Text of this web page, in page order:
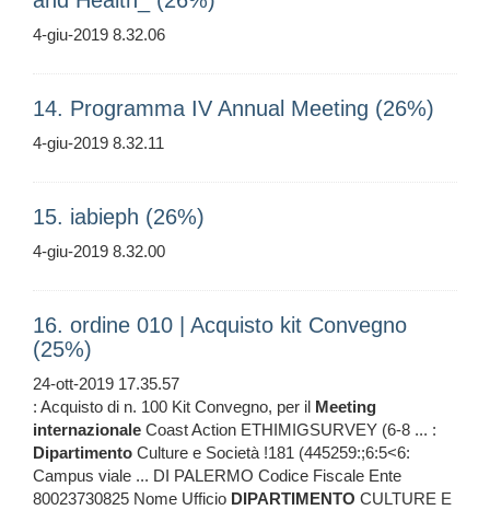
4-giu-2019 8.32.06
14. Programma IV Annual Meeting (26%)
4-giu-2019 8.32.11
15. iabieph (26%)
4-giu-2019 8.32.00
16. ordine 010 | Acquisto kit Convegno
(25%)
24-ott-2019 17.35.57
: Acquisto di n. 100 Kit Convegno, per il Meeting
internazionale Coast Action ETHIMIGSURVEY (6-8 ... :
Dipartimento Culture e Società !181 (445259:;6:5<6:
Campus viale ... DI PALERMO Codice Fiscale Ente
80023730825 Nome Ufficio DIPARTIMENTO CULTURE E